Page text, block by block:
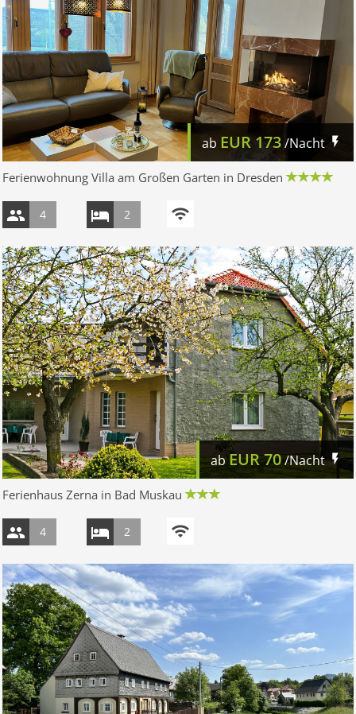
ab EUR173/Nacht
Ferienwohnung Villa am Großen Garten in Dresden
4 2
abEUR70/Nacht
Ferienhaus Zerna in Bad Muskau
4 2